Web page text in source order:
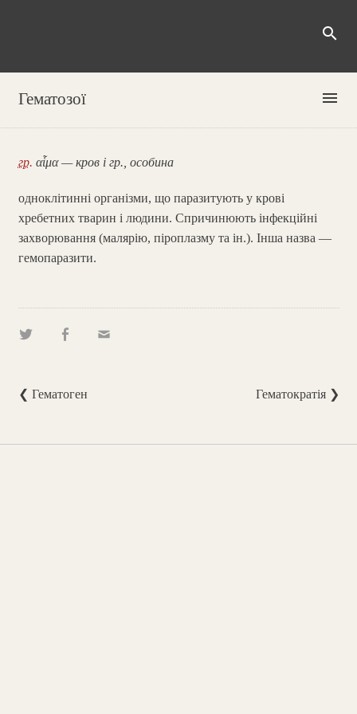
search
Гематозої menu
гр. αἷμα — кров і гр., особина
одноклітинні організми, що паразитують у крові
хребетних тварин і людини. Спричинюють інфекційні
захворювання (малярію, піроплазму та ін.). Інша назва —
гемопаразити.
❮ Гематоген Гематократія ❯